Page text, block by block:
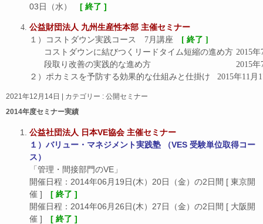
03日（水） [ 終了 ]
公益財団法人 九州生産性本部 主催セミナー
１）コストダウン実践コース　7月講座
[ 終了 ]
コストダウンに結びつ
段取り改善の実践
２）ポカミスを予防する効果的な
2021年12月14日 カテゴリー : 公開セミナー
2014年度セミナー実績
公益社団法人 日本VE協会 主催セミナー
１）バリュー・マネジメント実践塾 （VES 受験単位取得コー
ス）
「管理・間接部門のVE」
開催日程：2014年06月19日(木）20日（金）の2日間 [ 東京開
催 ] [ 終了 ]
開催日程：2014年06月26日(木）27日（金）の2日間 [ 大阪開
催 ] [ 終了 ]